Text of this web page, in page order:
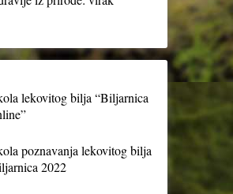
lekovitog bilja “Biljarnica
poznavanja lekovitog bilja
2022